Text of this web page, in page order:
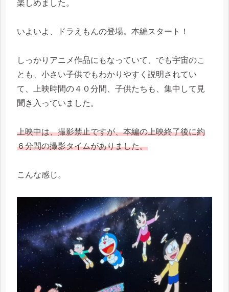
楽しめました。
いよいよ、ドラえもんの登場。本編スタート！
しっかりアニメ作品にもなっていて、でも宇宙のこ
とも、小さい子供でもわかりやすく説明されてい
て、上映時間の４０分間、子供たちも、集中して見
聞き入っていました。
上映中は、撮影禁止ですが、本編の上映終了後に約
６分間の撮影タイムがありました。
こんな感じ。